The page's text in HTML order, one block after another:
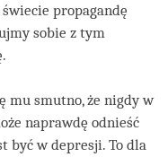
propagandę
sobie z tym
mu smutno, że nigdy w
naprawdę odnieść
być w depresji. To dla